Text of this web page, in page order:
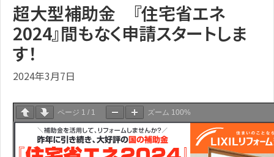
超大型補助金 『住宅省エネ
2024』間もなく申請スタートしま
す！
2024年3月7日
ページ 1 / 1 ズーム 100%